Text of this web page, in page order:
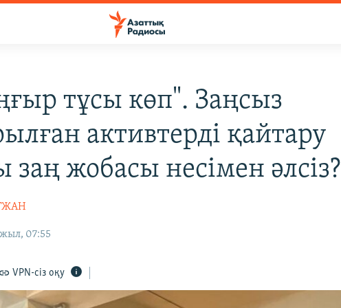
тұсы көп". Заңсыз
активтерді қайтару
заң жобасы несімен әлсіз?
07:55
VPN-сіз оқу